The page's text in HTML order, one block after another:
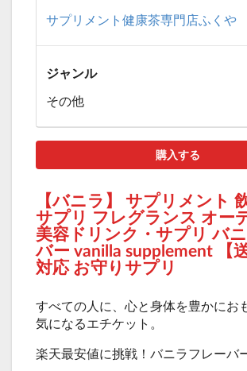
サプリメント健康茶専門店ふくや
ジャンル
その他
購入する
【バニラ】 サプリメント
サプリ フレグランス オー
美容ドリンク・サプリ バ
バー vanilla supplement 【
対応 お守りサプリ
すべての人に、心と身体を豊かにお
気になるエチケット。
楽天最安値に挑戦！バニラフレーバ